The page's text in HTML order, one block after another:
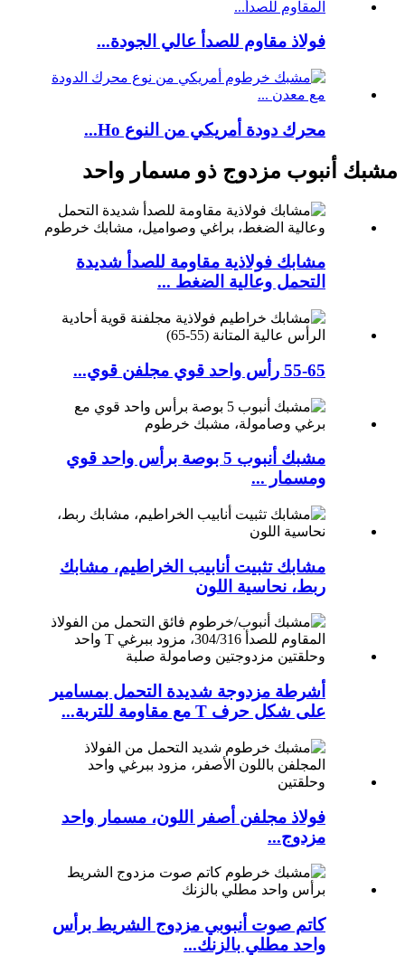
فولاذ مقاوم للصدأ عالي الجودة...
محرك دودة أمريكي من النوع Ho...
مشبك أنبوب مزدوج ذو مسمار واحد
مشابك فولاذية مقاومة للصدأ شديدة
التحمل وعالية الضغط ...
55-65 رأس واحد قوي مجلفن قوي...
مشبك أنبوب 5 بوصة برأس واحد قوي
ومسمار ...
مشابك تثبيت أنابيب الخراطيم، مشابك
ربط، نحاسية اللون
أشرطة مزدوجة شديدة التحمل بمسامير
على شكل حرف T مع مقاومة للتربة...
فولاذ مجلفن أصفر اللون، مسمار واحد
مزدوج...
كاتم صوت أنبوبي مزدوج الشريط برأس
واحد مطلي بالزنك...